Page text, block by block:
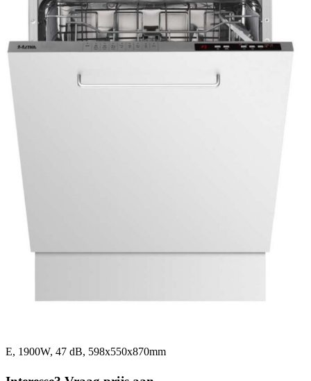
E, 1900W, 47 dB, 598x550x870mm